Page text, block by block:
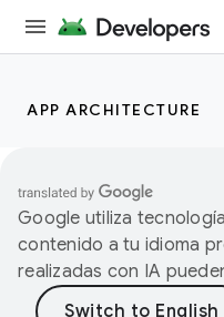
APP ARCHITECTURE
Google utiliza
contenido a tu idioma
realizadas con IA